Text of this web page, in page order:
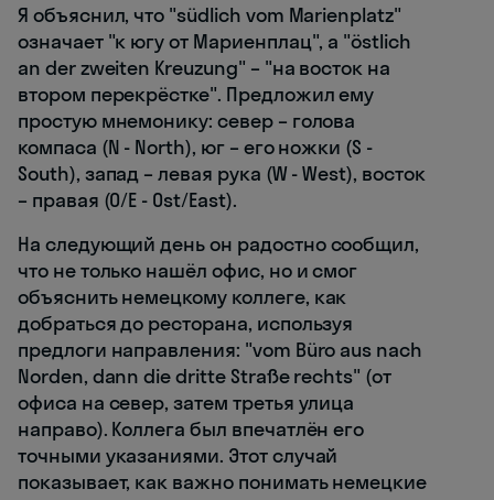
Я объяснил, что "südlich vom Marienplatz"
означает "к югу от Мариенплац", а "östlich
an der zweiten Kreuzung" – "на восток на
втором перекрёстке". Предложил ему
простую мнемонику: север – голова
компаса (N - North), юг – его ножки (S -
South), запад – левая рука (W - West), восток
– правая (O/E - Ost/East).
На следующий день он радостно сообщил,
что не только нашёл офис, но и смог
объяснить немецкому коллеге, как
добраться до ресторана, используя
предлоги направления: "vom Büro aus nach
Norden, dann die dritte Straße rechts" (от
офиса на север, затем третья улица
направо). Коллега был впечатлён его
точными указаниями. Этот случай
показывает, как важно понимать немецкие